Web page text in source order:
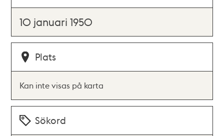
10 januari 1950
Plats
Kan inte visas på karta
Sökord